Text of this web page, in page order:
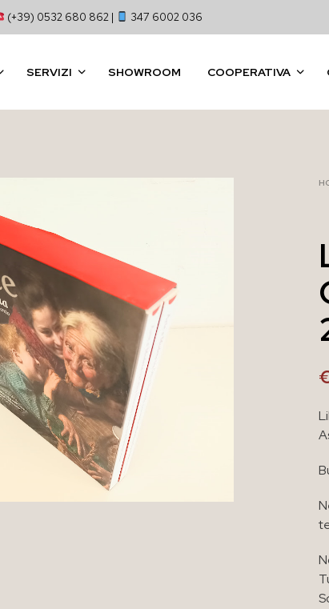
(+39) 0532 680 862 | 347 6002 036
SERVIZI SHOWROOM COOPERATIVA